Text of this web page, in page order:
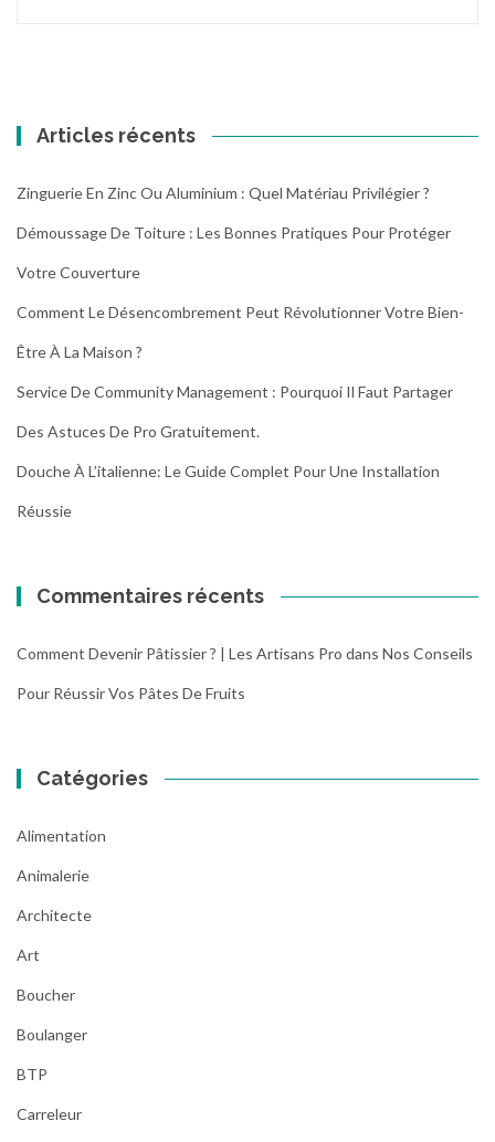
Articles récents
Zinguerie En Zinc Ou Aluminium : Quel Matériau Privilégier ?
Démoussage De Toiture : Les Bonnes Pratiques Pour Protéger
Votre Couverture
Comment Le Désencombrement Peut Révolutionner Votre Bien-
Être À La Maison ?
Service De Community Management : Pourquoi Il Faut Partager
Des Astuces De Pro Gratuitement.
Douche À L’italienne: Le Guide Complet Pour Une Installation
Réussie
Commentaires récents
Comment Devenir Pâtissier ? | Les Artisans Pro dans Nos Conseils
Pour Réussir Vos Pâtes De Fruits
Catégories
Alimentation
Animalerie
Architecte
Art
Boucher
Boulanger
BTP
Carreleur